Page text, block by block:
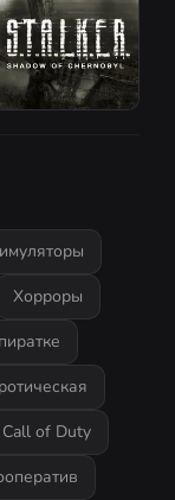
Хорроры
Call of Duty